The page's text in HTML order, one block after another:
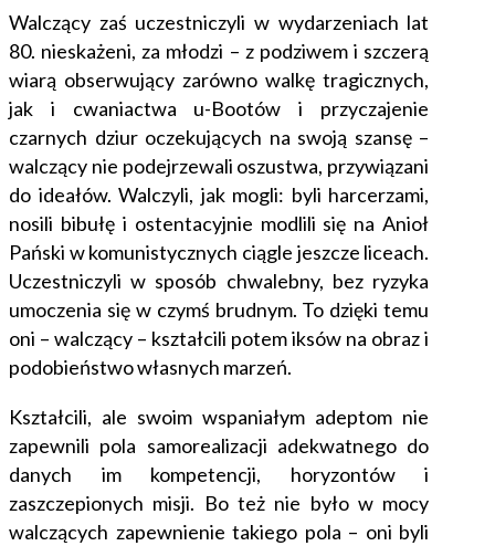
Walczący zaś uczestniczyli w wydarzeniach lat
80. nieskażeni, za młodzi – z podziwem i szczerą
wiarą obserwujący zarówno walkę tragicznych,
jak i cwaniactwa u-Bootów i przyczajenie
czarnych dziur oczekujących na swoją szansę –
walczący nie podejrzewali oszustwa, przywiązani
do ideałów. Walczyli, jak mogli: byli harcerzami,
nosili bibułę i ostentacyjnie modlili się na Anioł
Pański w komunistycznych ciągle jeszcze liceach.
Uczestniczyli w sposób chwalebny, bez ryzyka
umoczenia się w czymś brudnym. To dzięki temu
oni – walczący – kształcili potem iksów na obraz i
podobieństwo własnych marzeń.
Kształcili, ale swoim wspaniałym adeptom nie
zapewnili pola samorealizacji adekwatnego do
danych im kompetencji, horyzontów i
zaszczepionych misji. Bo też nie było w mocy
walczących zapewnienie takiego pola – oni byli